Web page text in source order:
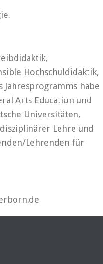
Hochschuldidaktik,
habe
Arts Education und
Universitäten,
Lehre und
Lehrenden für